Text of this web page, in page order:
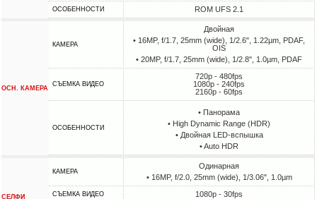
ОСОБЕННОСТИ ROM UFS 2.1
ОСН. КАМЕРА
КАМЕРА
Двойная
• 16MP, f/1.7, 25mm (wide), 1/2.6", 1.22µm, PDAF,
OIS
• 20MP, f/1.7, 25mm (wide), 1/2.8", 1.0µm, PDAF
СЪЕМКА ВИДЕО
720p - 480fps
1080p - 240fps
2160p - 60fps
ОСОБЕННОСТИ
• Панорама
• High Dynamic Range (HDR)
• Двойная LED-вспышка
• Auto HDR
СЕЛФИ
КАМЕРА
Одинарная
• 16MP, f/2.0, 25mm (wide), 1/3.06", 1.0µm
СЪЕМКА ВИДЕО 1080p - 30fps